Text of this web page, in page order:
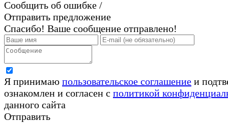
Сообщить об ошибке /
Отправить предложение
Спасибо! Ваше сообщение отправлено!
Я принимаю пользовательское соглашение и
ознакомлен и согласен с политикой
данного сайта
Отправить